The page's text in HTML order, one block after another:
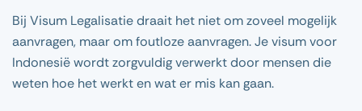
Bij Visum Legalisatie draait het niet om zoveel mogelijk
aanvragen, maar om foutloze aanvragen. Je visum voor
Indonesië wordt zorgvuldig verwerkt door mensen die
weten hoe het werkt en wat er mis kan gaan.